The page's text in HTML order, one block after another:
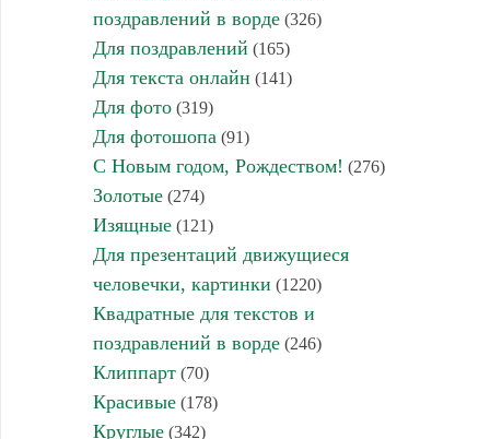
поздравлений в ворде(326)
Для поздравлений (165)
Для текста онлайн (141)
Для фото(319)
Для фотошопа (91)
С Новым годом, Рождеством! (276)
Золотые(274)
Изящные(121)
Для презентаций движущиеся
человечки, картинки (1220)
Квадратные для текстов и
поздравлений в ворде(246)
Клиппарт(70)
Красивые(178)
Круглые(342)